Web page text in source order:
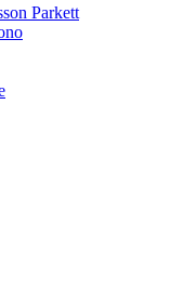
Parkett